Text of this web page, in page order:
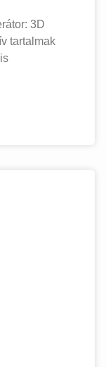
3D
tartalmak